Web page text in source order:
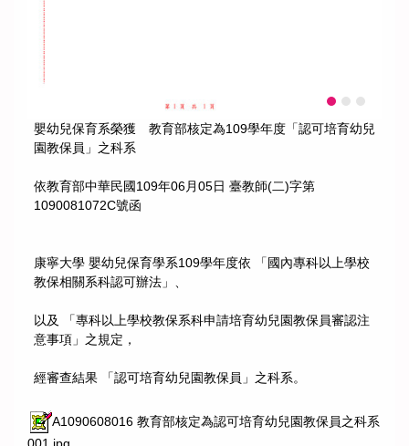
嬰幼兒保育系榮獲 教育部核定為109學年度「認可培育幼兒
園教保員」之科系
依教育部中華民國109年06月05日 臺教師(二)字第
1090081072C號函
康寧大學 嬰幼兒保育學系109學年度依 「國內專科以上學校
教保相關系科認可辦法」、
以及 「專科以上學校教保系科申請培育幼兒園教保員審認注
意事項」之規定，
經審查結果 「認可培育幼兒園教保員」之科系。
A1090608016 教育部核定為認可培育幼兒園教保員之科系